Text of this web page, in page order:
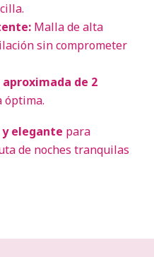
Malla de alta
sin comprometer
de 2
óptima.
elegante para
de noches tranquilas